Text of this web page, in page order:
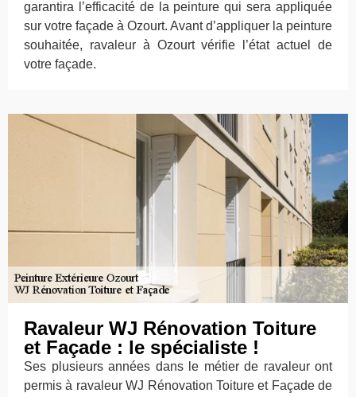
garantira l’efficacité de la peinture qui sera appliquée
sur votre façade à Ozourt. Avant d’appliquer la peinture
souhaitée, ravaleur à Ozourt vérifie l’état actuel de
votre façade.
Ravaleur WJ Rénovation Toiture
et Façade : le spécialiste !
Ses plusieurs années dans le métier de ravaleur ont
permis à ravaleur WJ Rénovation Toiture et Façade de